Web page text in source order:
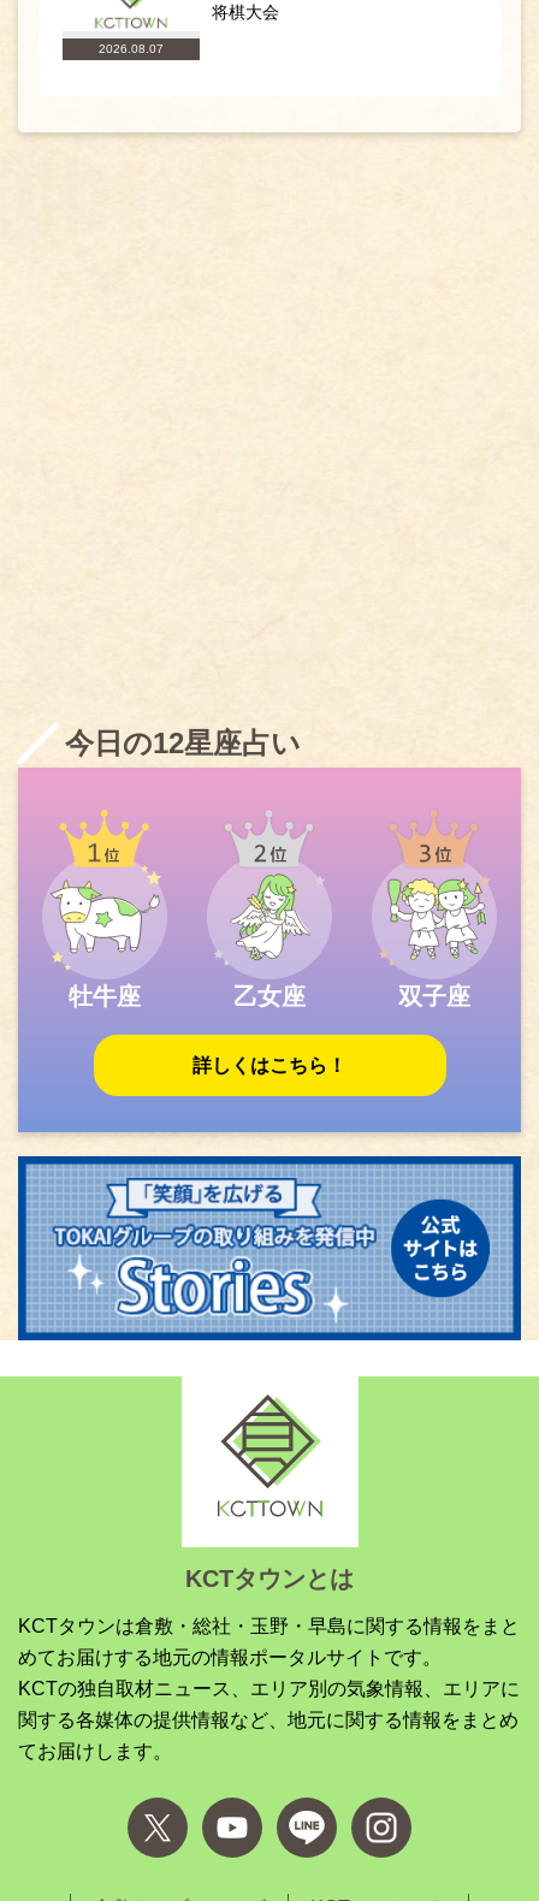
2026.08.07
将棋大会
今日の12星座占い
牡牛座 乙女座 双子座
詳しくはこちら！
KCTタウンとは
KCTタウンは倉敷・総社・玉野・早島に関する情報をまと
めてお届けする地元の情報ポータルサイトです。
KCTの独自取材ニュース、エリア別の気象情報、エリアに
関する各媒体の提供情報など、地元に関する情報をまとめ
てお届けします。